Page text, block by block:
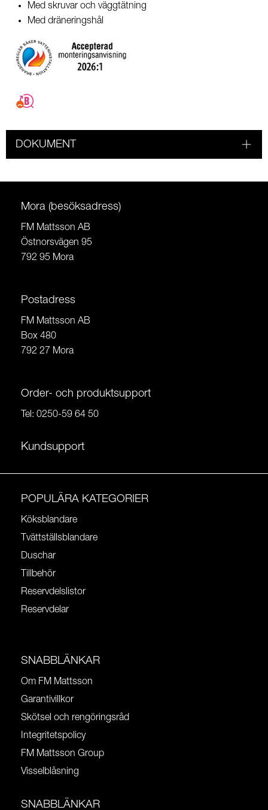
Med skruvar och väggtätning
Med dräneringshål
DOKUMENT
Mora (besöksadress)
FM Mattsson AB
Östnorsvägen 95
792 95 Mora
Postadress
FM Mattsson AB
Box 480
792 27 Mora
Order- och produktsupport
Tel: 0250-59 64 50
Kundsupport
POPULÄRA KATEGORIER
Köksblandare
Tvättställsblandare
Duschar
Tillbehör
Reservdelslistor
Reservdelar
SNABBLÄNKAR
Om FM Mattsson
Garantivillkor
Skötsel och rengöringsråd
Integritetspolicy
FM Mattsson Group
Visselblåsning
SNABBLÄNKAR